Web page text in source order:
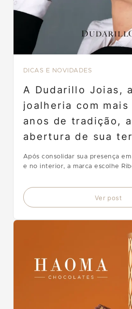
DICAS E NOVIDADES
A Dudarillo Joias,
joalheria com mais
anos de tradição,
abertura de sua
Após consolidar sua presença em
e no interior, a marca escolhe
Ver post